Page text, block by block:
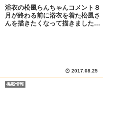
浴衣の松風らんちゃんコメント８
月が終わる前に浴衣を着た松風さ
んを描きたくなって描きました。
2017.08.25
掲載情報